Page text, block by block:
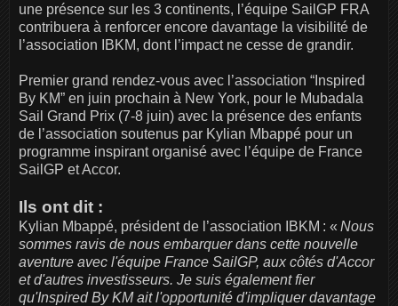
une présence sur les 3 continents, l’équipe SailGP FRA
contribuera à renforcer encore davantage la visibilité de
l’association IBKM, dont l’impact ne cesse de grandir.
Premier grand rendez-vous avec l’association “Inspired
By KM” en juin prochain à New York, pour le Mubadala
Sail Grand Prix (7-8 juin) avec la présence des enfants
de l’association soutenus par Kylian Mbappé pour un
programme inspirant organisé avec l’équipe de France
SailGP et Accor.
Ils ont dit :
Kylian Mbappé, président de l’association IBKM : « Nous
sommes ravis de nous embarquer dans cette nouvelle
aventure avec l'équipe France SailGP, aux côtés d'Accor
et d'autres investisseurs. Je suis également fier
qu'Inspired By KM ait l'opportunité d'impliquer davantage